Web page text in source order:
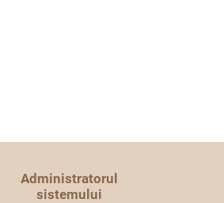
Administratorul
sistemului